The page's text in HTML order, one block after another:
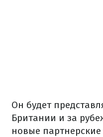
Он будет
Британии и за
новые